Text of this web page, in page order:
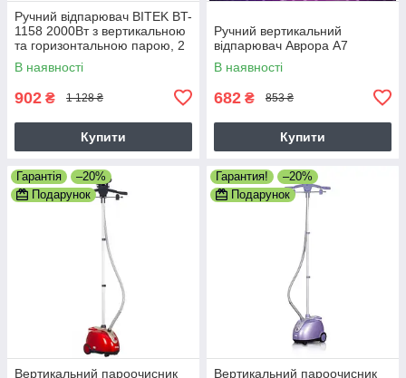
Ручний відпарювач BITEK BT-
1158 2000Вт з вертикальною
та горизонтальною парою, 2
режими подачі
В наявності
902 ₴ 1 128 ₴
Купити
Ручний вертикальний
відпарювач Аврора А7
В наявності
682 ₴ 853 ₴
Купити
Гарантія
–20%
Подарунок
Вертикальний пароочисник
Гарантия!
–20%
Подарунок
Вертикальний пароочисник